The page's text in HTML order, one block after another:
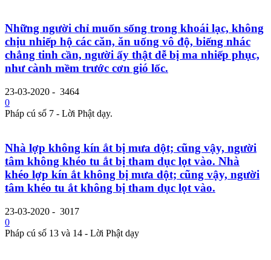
Những người chỉ muốn sống trong khoái lạc, không
chịu nhiếp hộ các căn, ăn uống vô độ, biếng nhác
chẳng tinh cần, người ấy thật dễ bị ma nhiếp phục,
như cành mềm trước cơn gió lốc.
23-03-2020 - 3464
0
Pháp cú số 7 - Lời Phật dạy.
Nhà lợp không kín ắt bị mưa dột; cũng vậy, người
tâm không khéo tu ắt bị tham dục lọt vào. Nhà
khéo lợp kín ắt không bị mưa dột; cũng vậy, người
tâm khéo tu ắt không bị tham dục lọt vào.
23-03-2020 - 3017
0
Pháp cú số 13 và 14 - Lời Phật dạy